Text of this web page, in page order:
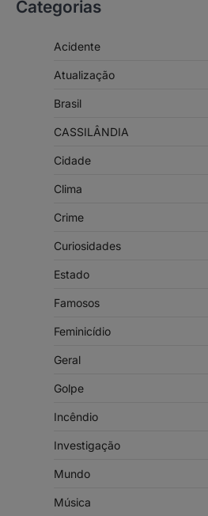
Categorias
Acidente
Atualização
Brasil
CASSILÂNDIA
Cidade
Clima
Crime
Curiosidades
Estado
Famosos
Feminicídio
Geral
Golpe
Incêndio
Investigação
Mundo
Música